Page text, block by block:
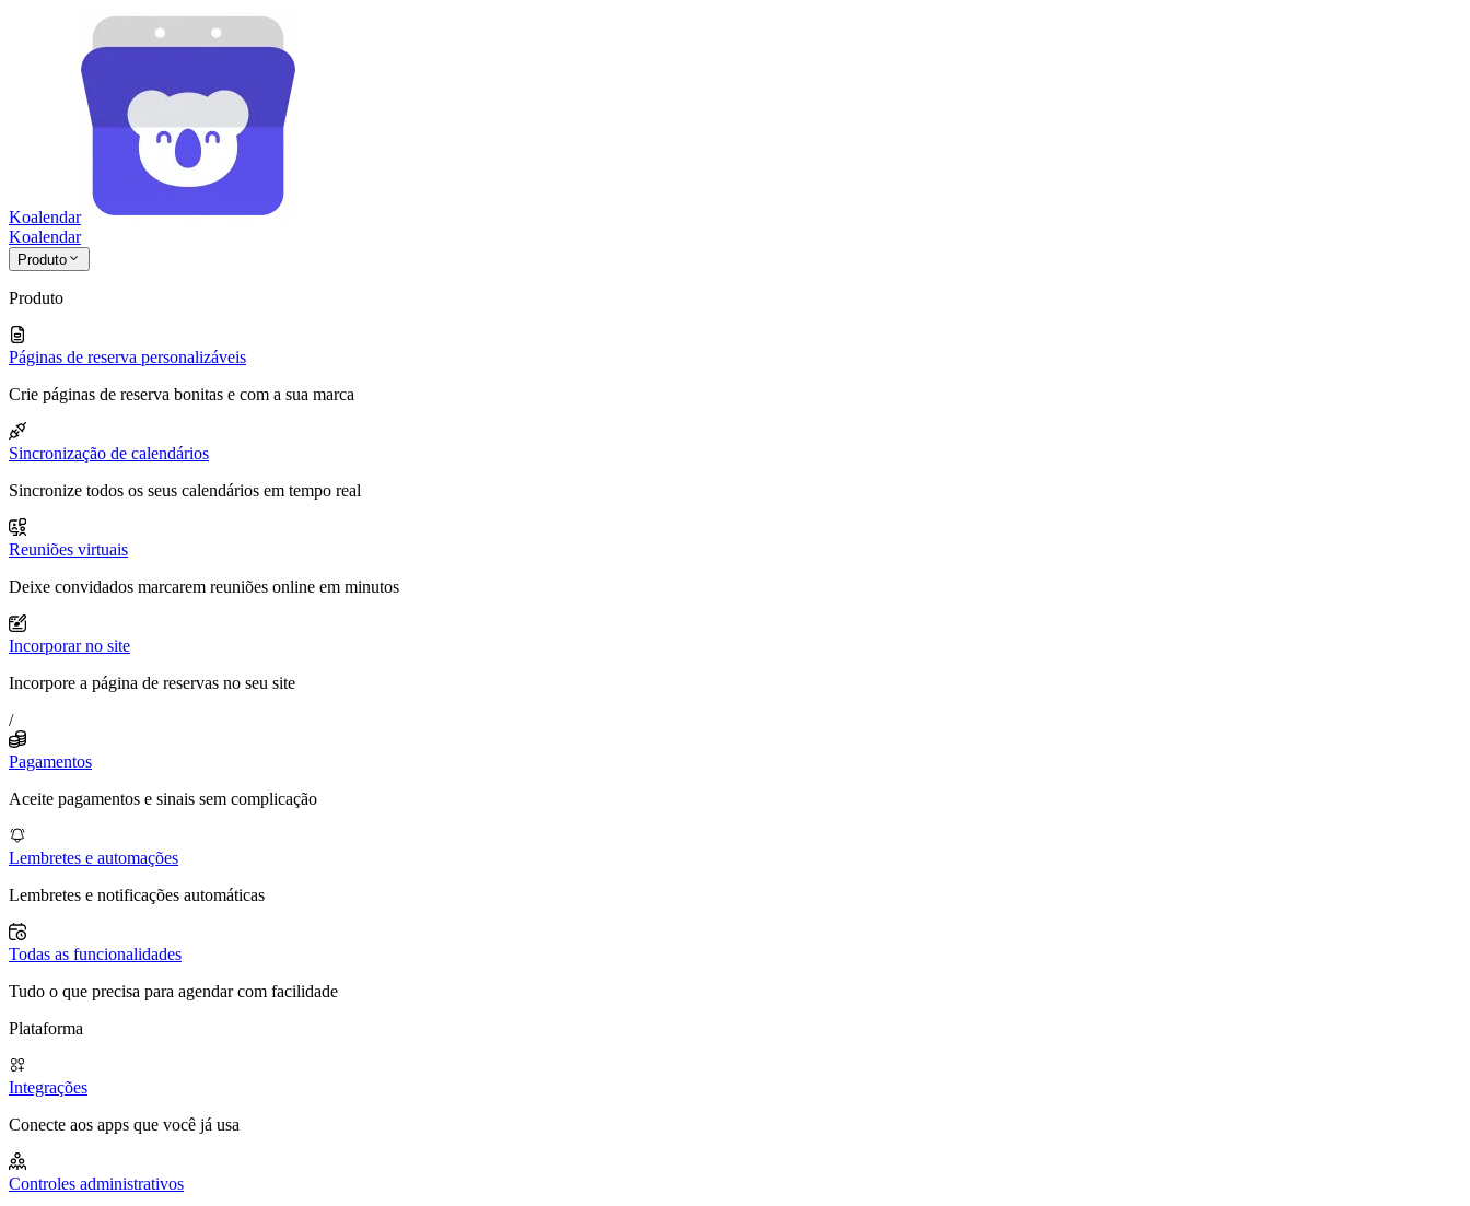
Koalendar
Koalendar
Produto
Produto
Páginas de reserva personalizáveis
Crie páginas de reserva bonitas e com a sua marca
Sincronização de calendários
Sincronize todos os seus calendários em tempo real
Reuniões virtuais
Deixe convidados marcarem reuniões online em minutos
Incorporar no site
Incorpore a página de reservas no seu site
/
Pagamentos
Aceite pagamentos e sinais sem complicação
Lembretes e automações
Lembretes e notificações automáticas
Todas as funcionalidades
Tudo o que precisa para agendar com facilidade
Plataforma
Integrações
Conecte aos apps que você já usa
Controles administrativos